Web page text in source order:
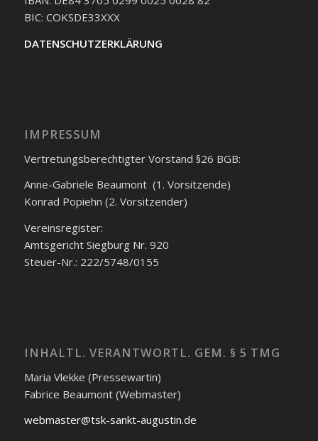
BIC: COKSDE33XXX
DATENSCHUTZERKLÄRUNG
IMPRESSUM
Vertretungsberechtigter Vorstand §26 BGB:
Anne-Gabriele Beaumont (1. Vorsitzende)
Konrad Popiehn (2. Vorsitzender)
Vereinsregister:
Amtsgericht Siegburg Nr. 920
Steuer-Nr.: 222/5748/0155
INHALTL. VERANTWORTL. GEM. § 5 TMG
Maria Vlekke (Pressewartin)
Fabrice Beaumont (Webmaster)
webmaster@tsk-sankt-augustin.de